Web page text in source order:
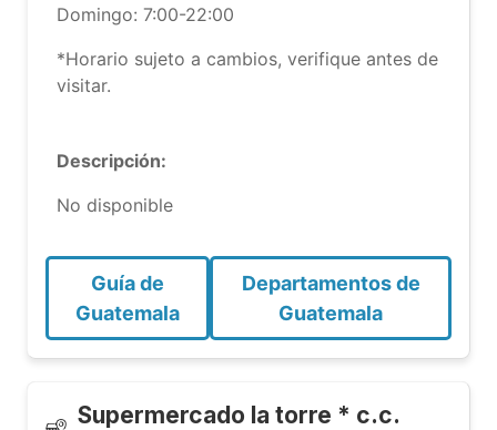
Domingo: 7:00-22:00
*Horario sujeto a cambios, verifique antes de
visitar.
Descripción:
No disponible
Guía de
Guatemala
Departamentos de
Guatemala
Supermercado la torre * c.c.